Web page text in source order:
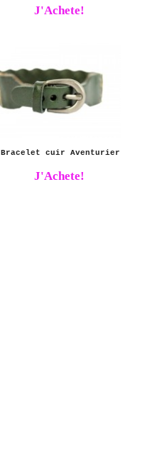
J'Achete!
Bracelet cuir Aventurier
J'Achete!